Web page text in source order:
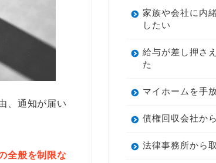
、通知が届い
全般を制限な
家族や会社に内
したい
給与が差し押さ
た
マイホームを手
債権回収会社か
法律事務所から